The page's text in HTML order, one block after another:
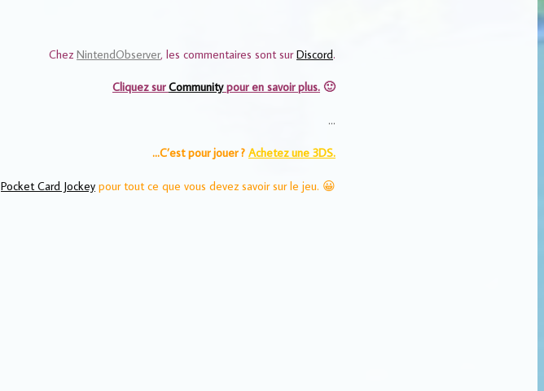
Chez NintendObserver, les commentaires sont surDiscord.
Cliquez surCommunitypour en savoir plus. 🙂
…
…C’est pour jouer ? Achetez une 3DS.
Pocket Card Jockey pour tout ce que vous devez savoir sur le jeu. 😀